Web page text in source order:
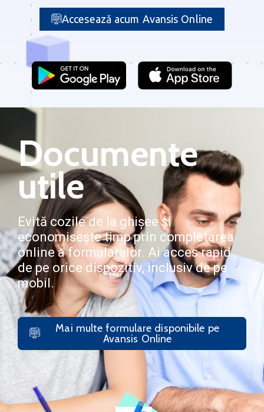
Accesează acum Avansis Online
Documente
utile
Evită cozile de la ghișee și
economisește timp prin completarea
online a formularelor. Ai acces rapid
de pe orice dispozitiv, inclusiv de pe
mobil.
Mai multe formulare disponibile pe
Avansis Online